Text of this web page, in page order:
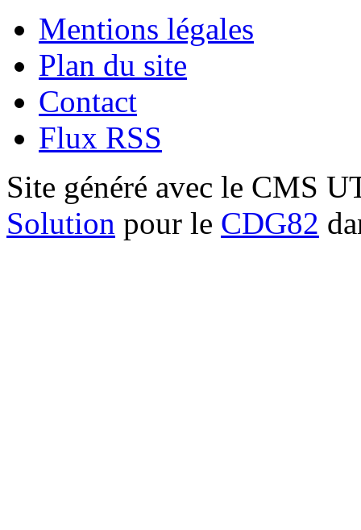
Mentions légales
Plan du site
Contact
Flux RSS
Site généré avec le CMS
Solution pour le CDG82